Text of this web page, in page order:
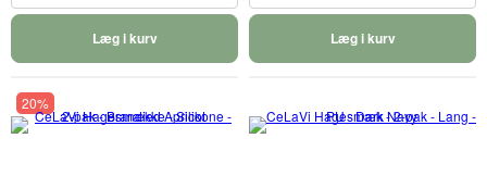
Læg i kurv Læg i kurv
20%